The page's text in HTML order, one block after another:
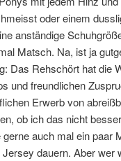
oder einem
anständige
Matsch. Na, ist ja
Das Rehschört hat die
und freundlichen
Erwerb von
ob ich das nicht
gerne auch mal ein paar
dauern. Aber wer